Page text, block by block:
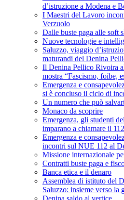
d’istruzione a Modena e
I Maestri del Lavoro
Verzuolo
Dalle buste paga alle soft
Nuove tecnologie e
Saluzzo, viaggio
maturandi del Denina
Il Denina Pellico Rivoira
mostra “Fascismo, foibe,
Emergenza e
si è concluso il ciclo di
Un numero che può
Monaco da scoprire
Emergenza, gli studenti
imparano a chiamare il 112
Emergenza e
incontri sul NUE 112 al
Missione internazionale
Contratti buste paga e
Banca etica e il denaro
Assemblea di istituto del
Saluzzo: insieme verso la